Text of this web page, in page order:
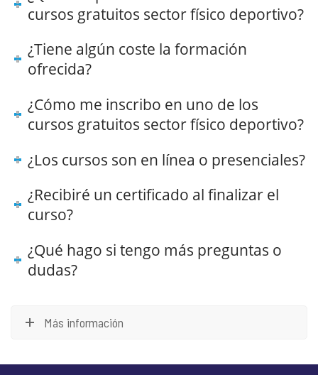
cursos gratuitos sector físico deportivo?
¿Tiene algún coste la formación
ofrecida?
¿Cómo me inscribo en uno de los
cursos gratuitos sector físico deportivo?
¿Los cursos son en línea o presenciales?
¿Recibiré un certificado al finalizar el
curso?
¿Qué hago si tengo más preguntas o
dudas?
Más información